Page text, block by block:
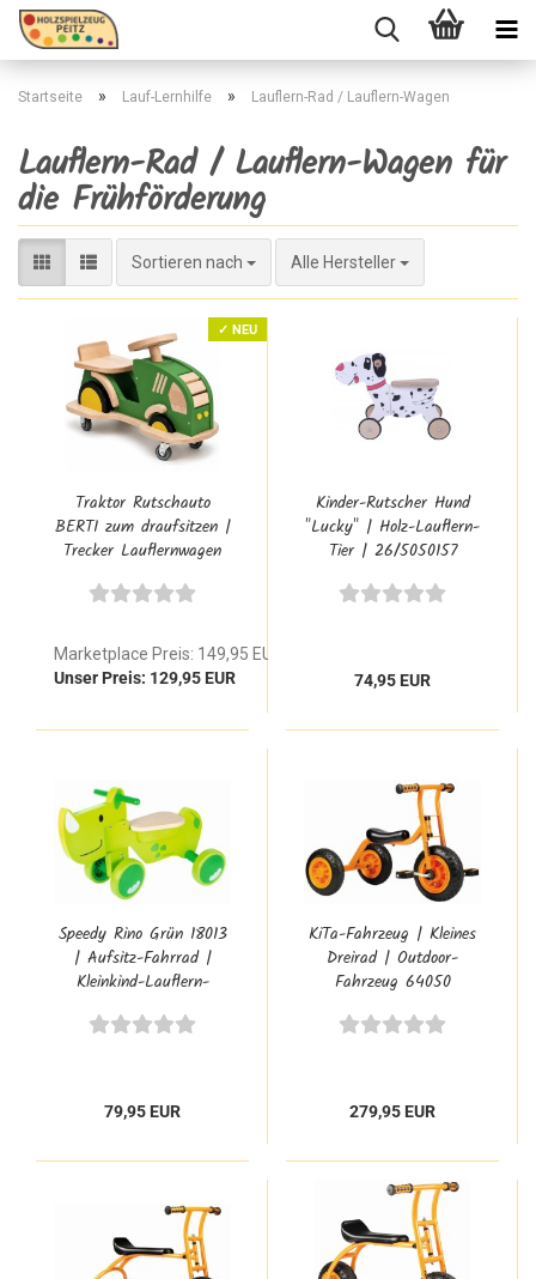
Startseite » Lauf-Lernhilfe » Lauflern-Rad / Lauflern-Wagen
Lauflern-Rad / Lauflern-Wagen für
die Frühförderung
Sortieren nach
Sortieren nach Alle Hersteller
✓ NEU
Traktor Rutschauto
BERTI zum draufsitzen |
Trecker Lauflernwagen
Marketplace Preis: 149,95 EUR
Unser Preis: 129,95 EUR
Kinder-Rutscher Hund
"Lucky" | Holz-Lauflern-
Tier | 26/5050157
74,95 EUR
Speedy Rino Grün 18013
| Aufsitz-Fahrrad |
Kleinkind-Lauflern-
79,95 EUR
KiTa-Fahrzeug | Kleines
Dreirad | Outdoor-
Fahrzeug 64050
279,95 EUR